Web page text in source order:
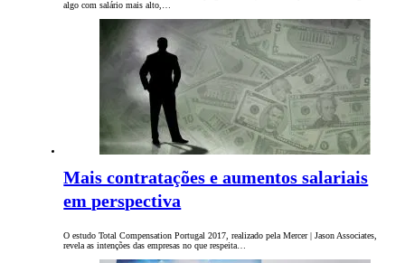
algo com salário mais alto,…
Mais contratações e aumentos salariais
em perspectiva
O estudo Total Compensation Portugal 2017, realizado pela Mercer | Jason Associates,
revela as intenções das empresas no que respeita…